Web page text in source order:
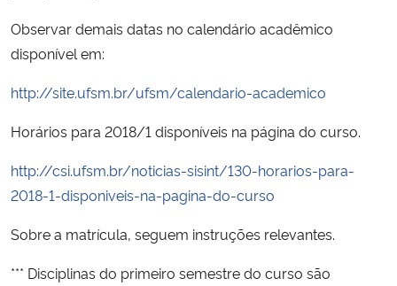
Ministério do Meio Ambiente
Controladoria-Geral da União
Observar demais datas no calendário acadêmico
disponível em:
http://site.ufsm.br/ufsm/calendario-academico
Horários para 2018/1 disponíveis na página do curso.
http://csi.ufsm.br/noticias-sisint/130-horarios-para-
2018-1-disponiveis-na-pagina-do-curso
Sobre a matrícula, seguem instruções relevantes.
*** Disciplinas do primeiro semestre do curso são